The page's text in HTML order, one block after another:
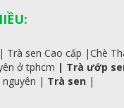
| Trà sen Cao cấp |Chè
ở tphcm | Trà ướp
| Trà sen |